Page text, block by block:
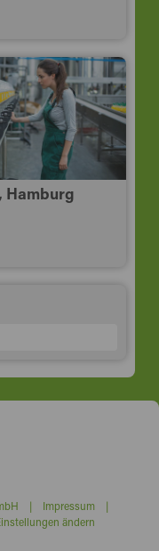
| Impressum|
ändern